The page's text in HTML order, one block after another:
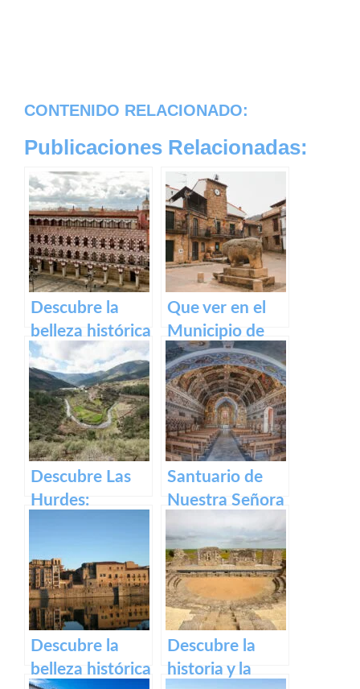
CONTENIDO RELACIONADO:
Publicaciones Relacionadas:
Descubre la
belleza histórica
y cultural de
Plaza Alta de
Badajoz
Que ver en el
Municipio de
Segura de Toro
en caceres
Descubre Las
Hurdes:
rincones
ocultos en
Cáceres
Santuario de
Nuestra Señora
Historia,
devoción y
turismo en
España
Descubre la
belleza histórica
Descubre la
historia y la